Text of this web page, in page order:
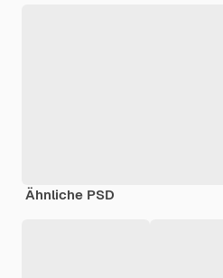
Ähnliche PSD